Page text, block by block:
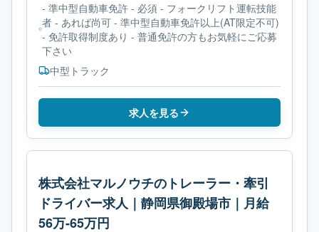
- 準中型自動車免許 - 必須 - フォークリフト運転技能
者 - あれば尚可 - 準中型自動車免許以上(AT限定不可)
- 免許取得制度あり - 普通免許の方もお気軽にご応募
下さい
中型トラック
求人を見る
株式会社マルノウチのトレーラー・牽引
ドライバー求人｜静岡県御殿場市｜月給
56万-65万円